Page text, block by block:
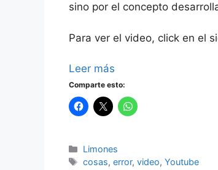
sino por el concepto
Para ver el video, click en el
Leer más
Comparte esto:
Categorías
Limones
Etiquetas
cosas,error,video,Youtube